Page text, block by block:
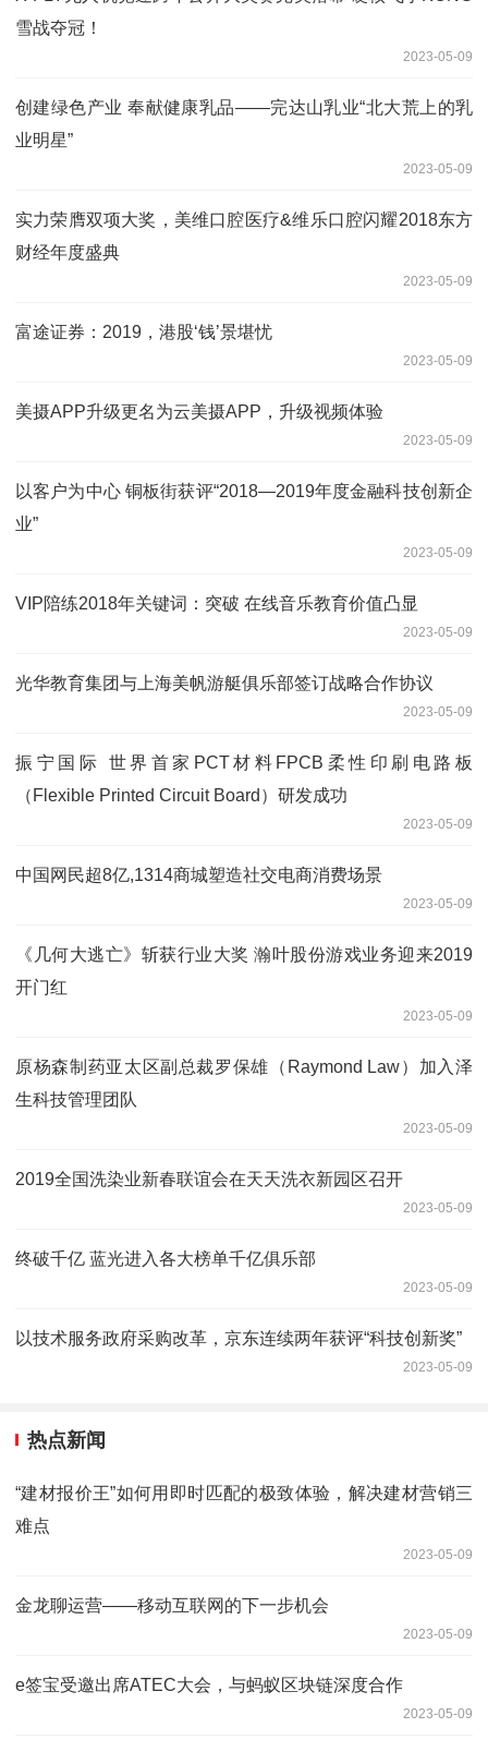
雪战夺冠！
2023-05-09
创建绿色产业 奉献健康乳品——完达山乳业“北大荒上的乳
业明星”
2023-05-09
实力荣膺双项大奖，美维口腔医疗&维乐口腔闪耀2018东方
财经年度盛典
2023-05-09
富途证券：2019，港股‘钱’景堪忧
2023-05-09
美摄APP升级更名为云美摄APP，升级视频体验
2023-05-09
以客户为中心 铜板街获评“2018—2019年度金融科技创新企
业”
2023-05-09
VIP陪练2018年关键词：突破 在线音乐教育价值凸显
2023-05-09
光华教育集团与上海美帆游艇俱乐部签订战略合作协议
2023-05-09
振宁国际 世界首家PCT材料FPCB柔性印刷电路板
（Flexible Printed Circuit Board）研发成功
2023-05-09
中国网民超8亿,1314商城塑造社交电商消费场景
2023-05-09
《几何大逃亡》斩获行业大奖 瀚叶股份游戏业务迎来2019
开门红
2023-05-09
原杨森制药亚太区副总裁罗保雄（Raymond Law）加入泽
生科技管理团队
2023-05-09
2019全国洗染业新春联谊会在天天洗衣新园区召开
2023-05-09
终破千亿 蓝光进入各大榜单千亿俱乐部
2023-05-09
以技术服务政府采购改革，京东连续两年获评“科技创新奖”
2023-05-09
热点新闻
“建材报价王”如何用即时匹配的极致体验，解决建材营销三
难点
2023-05-09
金龙聊运营——移动互联网的下一步机会
2023-05-09
e签宝受邀出席ATEC大会，与蚂蚁区块链深度合作
2023-05-09